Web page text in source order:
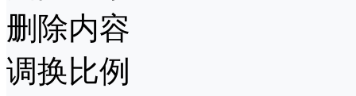
删除内容
调换比例